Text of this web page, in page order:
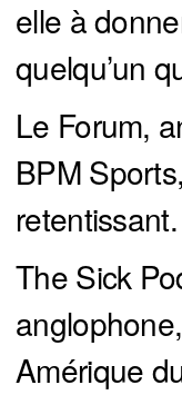
elle à
quelqu’un
Le Forum,
BPM
retentissant.
The Sick
Amérique